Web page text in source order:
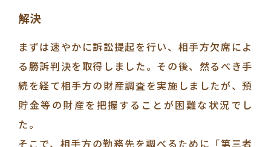
解決
まずは速やかに訴訟提起を行い、相手方欠席によ
る勝訴判決を取得しました。その後、然るべき手
続を経て相手方の財産調査を実施しましたが、預
貯金等の財産を把握することが困難な状況でし
た。
そこで、相手方の勤務先を調べるために「第三者